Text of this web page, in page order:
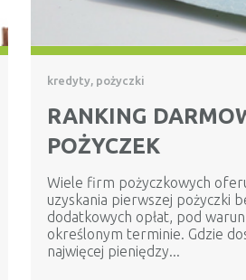
kredyty, pożyczki
RANKING
POŻYCZEK
Wiele firm pożyczkowych
uzyskania pierwszej pożyczki
dodatkowych opłat, pod
określonym terminie. Gdzie
najwięcej pieniędzy...